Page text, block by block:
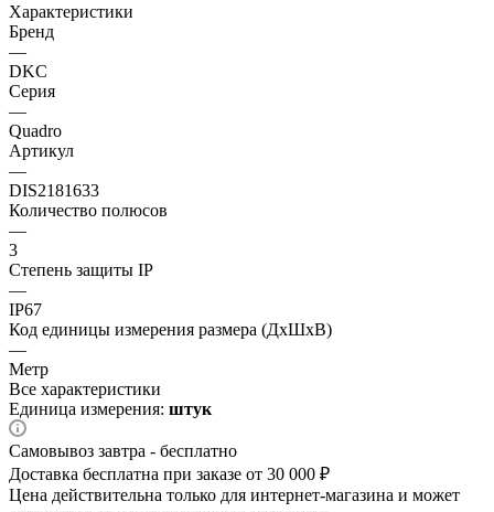
Характеристики
Бренд
—
DKC
Серия
—
Quadro
Артикул
—
DIS2181633
Количество полюсов
—
3
Степень защиты IP
—
IP67
Код единицы измерения размера (ДхШхВ)
—
Метр
Все характеристики
Единица измерения: штук
Самовывоз завтра - бесплатно
Доставка бесплатна при заказе от 30 000 ₽
Цена действительна только для интернет-магазина и может